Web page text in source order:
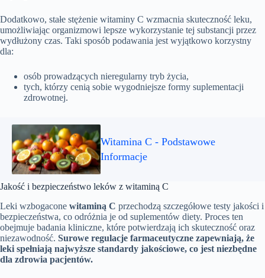
Dodatkowo, stałe stężenie witaminy C wzmacnia skuteczność leku,
umożliwiając organizmowi lepsze wykorzystanie tej substancji przez
wydłużony czas. Taki sposób podawania jest wyjątkowo korzystny
dla:
osób prowadzących nieregularny tryb życia,
tych, którzy cenią sobie wygodniejsze formy suplementacji
zdrowotnej.
Witamina C - Podstawowe
Informacje
Jakość i bezpieczeństwo leków z witaminą C
Leki wzbogacone witaminą C przechodzą szczegółowe testy jakości i
bezpieczeństwa, co odróżnia je od suplementów diety. Proces ten
obejmuje badania kliniczne, które potwierdzają ich skuteczność oraz
niezawodność. Surowe regulacje farmaceutyczne zapewniają, że
leki spełniają najwyższe standardy jakościowe, co jest niezbędne
dla zdrowia pacjentów.